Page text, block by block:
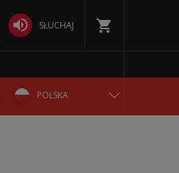
SŁUCHAJ
POLSKA